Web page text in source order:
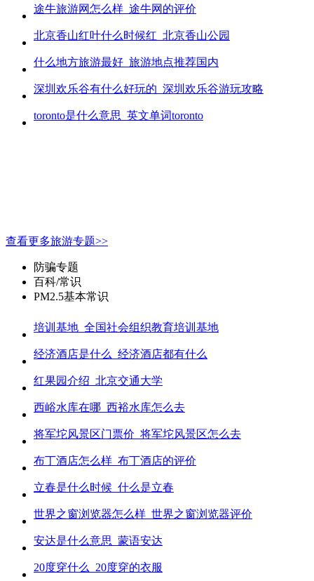
途牛旅游网怎么样_途牛网的评价
北京香山红叶什么时候红_北京香山公园
什么地方旅游最好_旅游地点推荐国内
深圳欢乐谷有什么好玩的_深圳欢乐谷游玩攻略
toronto是什么意思_英文单词toronto
查看更多旅游专题>>
防骗专题
百科/常识
PM2.5基本常识
培训基地_全国社会组织教育培训基地
经济酒店是什么_经济酒店都有什么
红果园介绍_北京交通大学
西峪水库在哪_西裕水库怎么去
将军坨风景区门票价_将军坨风景区怎么去
布丁酒店怎么样_布丁酒店的评价
立春是什么时候_什么是立春
世界之窗浏览器怎么样_世界之窗浏览器评价
安达是什么意思_蒙语安达
20度穿什么_20度穿的衣服